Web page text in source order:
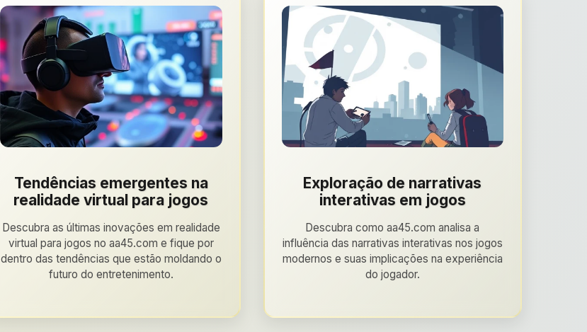
Tendências emergentes na
realidade virtual para jogos
Descubra as últimas inovações em realidade
virtual para jogos no aa45.com e fique por
dentro das tendências que estão moldando o
futuro do entretenimento.
Exploração de narrativas
interativas em jogos
Descubra como aa45.com analisa a
influência das narrativas interativas nos jogos
modernos e suas implicações na experiência
do jogador.